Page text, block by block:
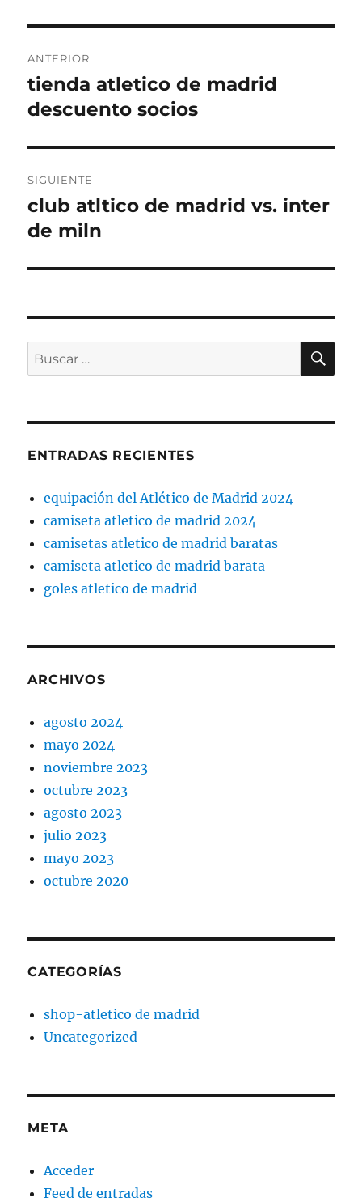
de
entradas
ANTERIOR
Entrada
anterior:
tienda atletico de madrid
descuento socios
SIGUIENTE
Entrada
siguiente:
club atltico de madrid vs. inter
de miln
Buscar
por:
ENTRADAS RECIENTES
equipación del Atlético de Madrid 2024
camiseta atletico de madrid 2024
camisetas atletico de madrid baratas
camiseta atletico de madrid barata
goles atletico de madrid
ARCHIVOS
agosto 2024
mayo 2024
noviembre 2023
octubre 2023
agosto 2023
julio 2023
mayo 2023
octubre 2020
CATEGORÍAS
shop-atletico de madrid
Uncategorized
META
Acceder
Feed de entradas